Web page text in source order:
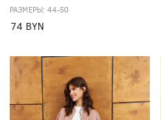
РАЗМЕРЫ: 44-50
74 BYN